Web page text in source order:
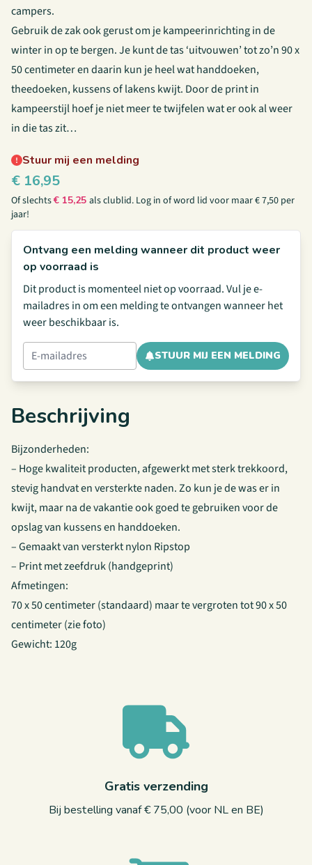
campers.
Gebruik de zak ook gerust om je kampeerinrichting in de
winter in op te bergen. Je kunt de tas ‘uitvouwen’ tot zo’n 90 x
50 centimeter en daarin kun je heel wat handdoeken,
theedoeken, kussens of lakens kwijt. Door de print in
kampeerstijl hoef je niet meer te twijfelen wat er ook al weer
in die tas zit…
Stuur mij een melding
€ 16,95
Of slechts€ 15,25 als clublid. Log in ofword lid voor maar € 7,50 per
jaar!
Ontvang een melding wanneer dit product weer
op voorraad is
Dit product is momenteel niet op voorraad. Vul je e-
mailadres in om een melding te ontvangen wanneer het
weer beschikbaar is.
STUUR MIJ EEN MELDING
Beschrijving
Bijzonderheden:
– Hoge kwaliteit producten, afgewerkt met sterk trekkoord,
stevig handvat en versterkte naden. Zo kun je de was er in
kwijt, maar na de vakantie ook goed te gebruiken voor de
opslag van kussens en handdoeken.
– Gemaakt van versterkt nylon Ripstop
– Print met zeefdruk (handgeprint)
Afmetingen:
70 x 50 centimeter (standaard) maar te vergroten tot 90 x 50
centimeter (zie foto)
Gewicht: 120g
Gratis verzending
Bij bestelling vanaf € 75,00 (voor NL en BE)